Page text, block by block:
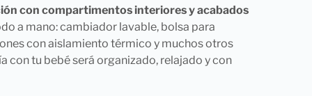
con compartimentos interiores y acabados
a mano: cambiador lavable, bolsa para
con aislamiento térmico y muchos otros
con tu bebé será organizado, relajado y con